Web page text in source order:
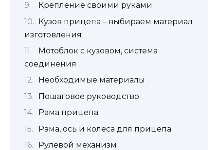
Крепление своими руками
Кузов прицепа – выбираем материал
изготовления
Мотоблок с кузовом, система
соединения
Необходимые материалы
Пошаговое руководство
Рама прицепа
Рама, ось и колеса для прицепа
Рулевой механизм